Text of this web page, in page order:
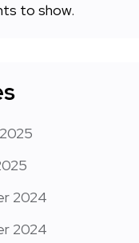
to show.
2024
2024